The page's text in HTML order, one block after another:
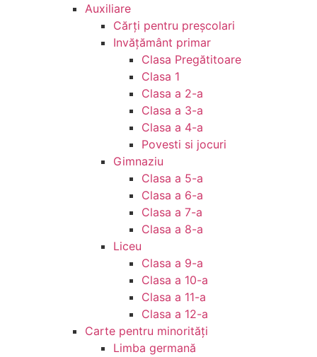
Auxiliare
Cărţi pentru preşcolari
Invățământ primar
Clasa Pregătitoare
Clasa 1
Clasa a 2-a
Clasa a 3-a
Clasa a 4-a
Povesti si jocuri
Gimnaziu
Clasa a 5-a
Clasa a 6-a
Clasa a 7-a
Clasa a 8-a
Liceu
Clasa a 9-a
Clasa a 10-a
Clasa a 11-a
Clasa a 12-a
Carte pentru minorităţi
Limba germană